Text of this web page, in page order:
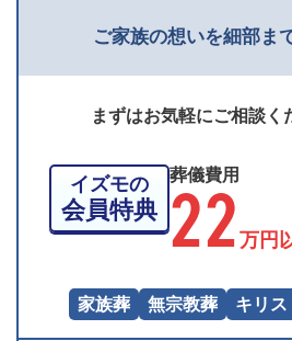
ご家族の想いを細部ま
まずはお気軽にご相談く
イズモの
会員特典
葬儀費用
22 万円
家族葬 無宗教葬 キリス